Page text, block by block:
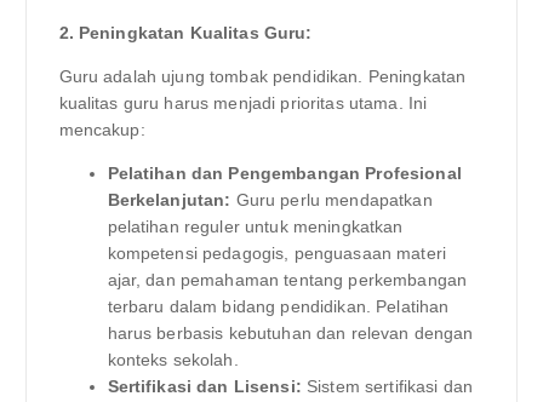
2. Peningkatan Kualitas Guru:
Guru adalah ujung tombak pendidikan. Peningkatan
kualitas guru harus menjadi prioritas utama. Ini
mencakup:
Pelatihan dan Pengembangan Profesional
Berkelanjutan: Guru perlu mendapatkan
pelatihan reguler untuk meningkatkan
kompetensi pedagogis, penguasaan materi
ajar, dan pemahaman tentang perkembangan
terbaru dalam bidang pendidikan. Pelatihan
harus berbasis kebutuhan dan relevan dengan
konteks sekolah.
Sertifikasi dan Lisensi: Sistem sertifikasi dan